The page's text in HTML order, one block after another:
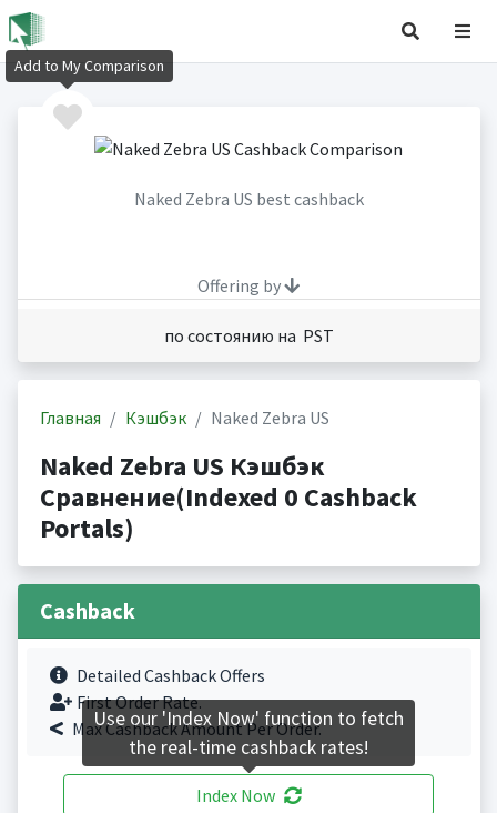
Naked Zebra US best cashback
Offering by
по состоянию на PST
Главная Кэшбэк Naked Zebra US
Naked Zebra US Кэшбэк
Сравнение(Indexed 0 Cashback
Portals)
Cashback
Detailed Cashback Offers
First Order Rate.
Max Cashback Amount Per Order.
Index Now
Add to My Comparison
Use our 'Index Now' function to fetch
the real-time cashback rates!